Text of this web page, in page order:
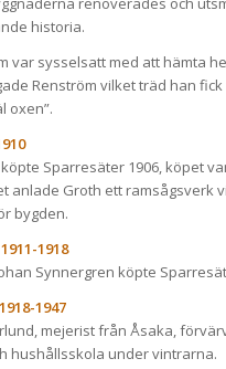
historia.
var sysselsatt med att hämta
Renström vilket träd han
oxen”.
Sparresäter 1906, köpet
anlade Groth ett ramsågsverk
bygden.
1918
Synnergren köpte
1947
mejerist från Åsaka,
hushållsskola under vintrarna.